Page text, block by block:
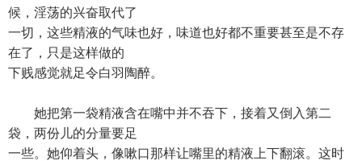
候，淫荡的兴奋取代了
一切，这些精液的气味也好，味道也好都不重要甚至是不存
在了，只是这样做的
下贱感觉就足令白羽陶醉。
她把第一袋精液含在嘴中并不吞下，接着又倒入第二
袋，两份儿的分量要足
一些。她仰着头，像嗽口那样让嘴里的精液上下翻滚。这时